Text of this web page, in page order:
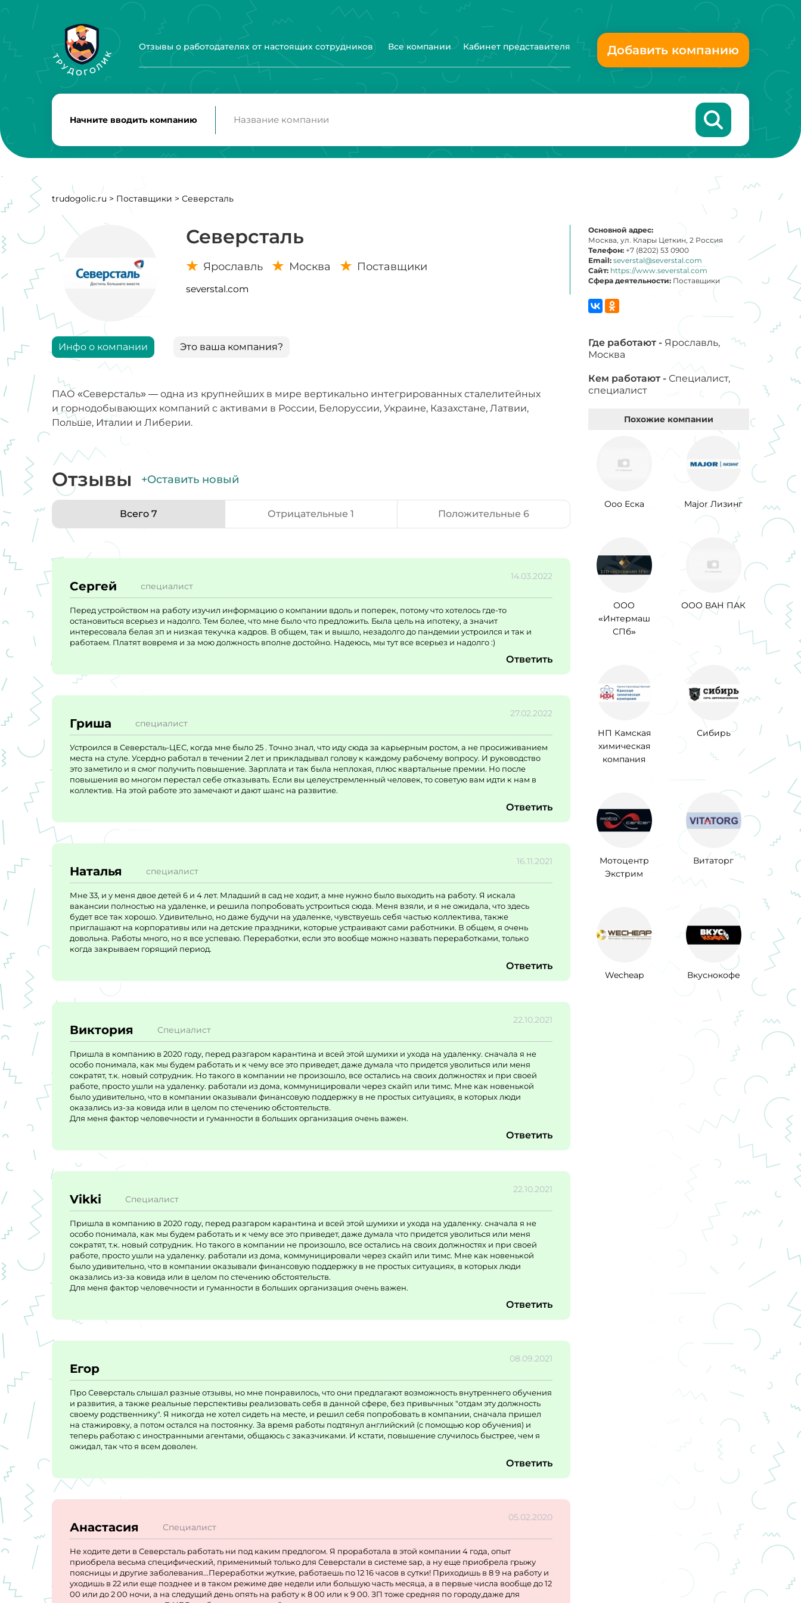
Отзывы о работодателях от настоящих сотрудников Все компании Кабинет представителя Добавить компанию
Начните вводить компанию
trudogolic.ru > Поставщики > Северсталь
Северсталь
Ярославль Москва Поставщики
severstal.com
Инфо о компании Это ваша компания?
ПАО «Северсталь» — одна из крупнейших в мире вертикально интегрированных сталелитейных
и горнодобывающих компаний c активами в России, Белоруссии, Украине, Казахстане, Латвии,
Польше, Италии и Либерии.
Отзывы +Оставить новый
Всего 7 Отрицательные 1 Положительные 6
14.03.2022
Сергей специалист
Перед устройством на работу изучил информацию о компании вдоль и поперек, потому что хотелось где-то
остановиться всерьез и надолго. Тем более, что мне было что предложить. Была цель на ипотеку, а значит
интересовала белая зп и низкая текучка кадров. В общем, так и вышло, незадолго до пандемии устроился и так и
работаем. Платят вовремя и за мою должность вполне достойно. Надеюсь, мы тут все всерьез и надолго :)
Ответить
27.02.2022
Гриша специалист
Устроился в Северсталь-ЦЕС, когда мне было 25 . Точно знал, что иду сюда за карьерным ростом, а не просиживанием
места на стуле. Усердно работал в течении 2 лет и прикладывал голову к каждому рабочему вопросу. И руководство
это заметило и я смог получить повышение. Зарплата и так была неплохая, плюс квартальные премии. Но после
повышения во многом перестал себе отказывать. Если вы целеустремленный человек, то советую вам идти к нам в
коллектив. На этой работе это замечают и дают шанс на развитие.
Ответить
16.11.2021
Наталья специалист
Мне 33, и у меня двое детей 6 и 4 лет. Младший в сад не ходит, а мне нужно было выходить на работу. Я искала
вакансии полностью на удаленке, и решила попробовать устроиться сюда. Меня взяли, и я не ожидала, что здесь
будет все так хорошо. Удивительно, но даже будучи на удаленке, чувствуешь себя частью коллектива, также
приглашают на корпоративы или на детские праздники, которые устраивают сами работники. В общем, я очень
довольна. Работы много, но я все успеваю. Переработки, если это вообще можно назвать переработками, только
когда закрываем горящий период.
Ответить
22.10.2021
Виктория Специалист
Пришла в компанию в 2020 году, перед разгаром карантина и всей этой шумихи и ухода на удаленку. сначала я не
особо понимала, как мы будем работать и к чему все это приведет, даже думала что придется уволиться или меня
сократят, т.к. новый сотрудник. Но такого в компании не произошло, все остались на своих должностях и при своей
работе, просто ушли на удаленку. работали из дома, коммуницировали через скайп или тимс. Мне как новенькой
было удивительно, что в компании оказывали финансовую поддержку в не простых ситуациях, в которых люди
оказались из-за ковида или в целом по стечению обстоятельств.
Для меня фактор человечности и гуманности в больших организация очень важен.
Ответить
22.10.2021
Vikki Специалист
Пришла в компанию в 2020 году, перед разгаром карантина и всей этой шумихи и ухода на удаленку. сначала я не
особо понимала, как мы будем работать и к чему все это приведет, даже думала что придется уволиться или меня
сократят, т.к. новый сотрудник. Но такого в компании не произошло, все остались на своих должностях и при своей
работе, просто ушли на удаленку. работали из дома, коммуницировали через скайп или тимс. Мне как новенькой
было удивительно, что в компании оказывали финансовую поддержку в не простых ситуациях, в которых люди
оказались из-за ковида или в целом по стечению обстоятельств.
Для меня фактор человечности и гуманности в больших организация очень важен.
Ответить
08.09.2021
Егор
Про Северсталь слышал разные отзывы, но мне понравилось, что они предлагают возможность внутреннего обучения
и развития, а также реальные перспективы реализовать себя в данной сфере, без привычных "отдам эту должность
своему родственнику". Я никогда не хотел сидеть на месте, и решил себя попробовать в компании, сначала пришел
на стажировку, а потом остался на постоянку. За время работы подтянул английский (с помощью кор обучения) и
теперь работаю с иностранными агентами, общаюсь с заказчиками. И кстати, повышение случилось быстрее, чем я
ожидал, так что я всем доволен.
Ответить
05.02.2020
Анастасия Специалист
Не ходите дети в Северсталь работать ни под каким предлогом. Я проработала в этой компании 4 года, опыт
приобрела весьма специфический, применимый только для Северстали в системе sap, а ну еще приобрела грыжу
поясницы и другие заболевания...Переработки жуткие, работаешь по 12 16 часов в сутки! Приходишь в 8 9 на работу и
уходишь в 22 или еще позднее и в таком режиме две недели или большую часть месяца, а в первые числа вообще до 12
00 или до 2 00 ночи, а на следущий день опять на работу к 8 00 или к 9 00. ЗП тоже средняя по городу,даже для
Основной адрес:
Москва, ул. Клары Цеткин, 2 Россия
Телефон: +7 (8202) 53 0900
Email: severstal@severstal.com
Сайт: https://www.severstal.com
Сфера деятельности: Поставщики
Где работают - Ярославль,
Москва
Кем работают - Специалист,
специалист
Похожие компании
Ооо Еска Major Лизинг
ООО
«Интермаш
СПб»
ООО ВАН ПАК
НП Камская
химическая
компания
Сибирь
Мотоцентр
Экстрим
Витаторг
Wecheap Вкуснокофе